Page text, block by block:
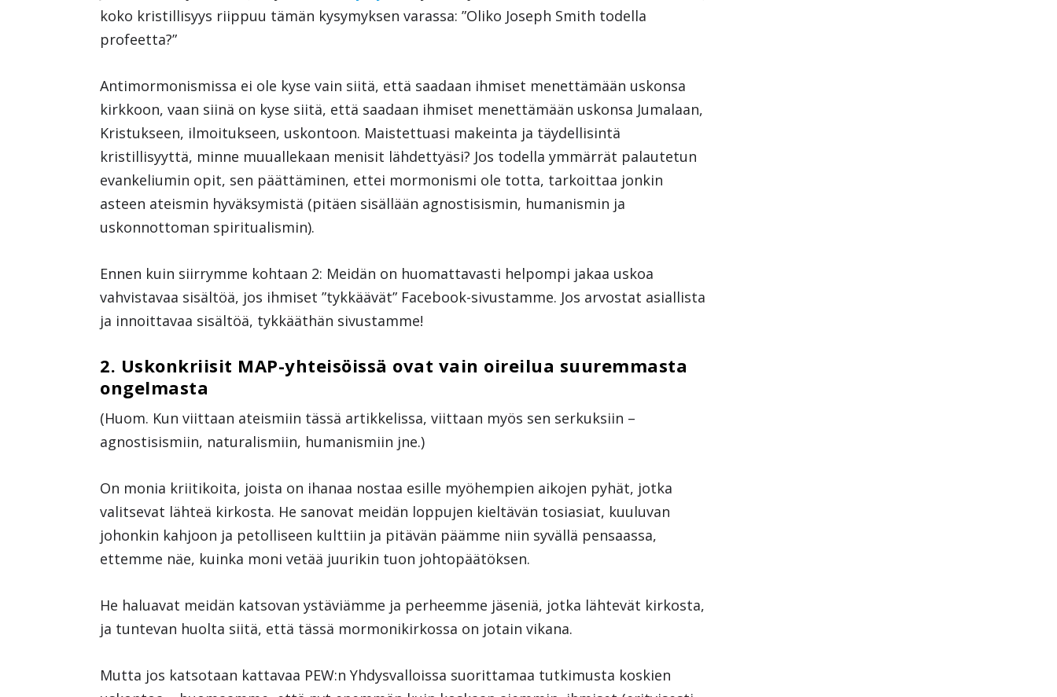
koko kristillisyys riippuu tämän kysymyksen varassa: ”Oliko Joseph Smith todella
profeetta?”
Antimormonismissa ei ole kyse vain siitä, että saadaan ihmiset menettämään uskonsa
kirkkoon, vaan siinä on kyse siitä, että saadaan ihmiset menettämään uskonsa Jumalaan,
Kristukseen, ilmoitukseen, uskontoon. Maistettuasi makeinta ja täydellisintä
kristillisyyttä, minne muuallekaan menisit lähdettyäsi? Jos todella ymmärrät palautetun
evankeliumin opit, sen päättäminen, ettei mormonismi ole totta, tarkoittaa jonkin
asteen ateismin hyväksymistä (pitäen sisällään agnostisismin, humanismin ja
uskonnottoman spiritualismin).
Ennen kuin siirrymme kohtaan 2: Meidän on huomattavasti helpompi jakaa uskoa
vahvistavaa sisältöä, jos ihmiset ”tykkäävät” Facebook-sivustamme. Jos arvostat asiallista
ja innoittavaa sisältöä, tykkääthän sivustamme!
2. Uskonkriisit MAP-yhteisöissä ovat vain oireilua suuremmasta
ongelmasta
(Huom. Kun viittaan ateismiin tässä artikkelissa, viittaan myös sen serkuksiin –
agnostisismiin, naturalismiin, humanismiin jne.)
On monia kriitikoita, joista on ihanaa nostaa esille myöhempien aikojen pyhät, jotka
valitsevat lähteä kirkosta. He sanovat meidän loppujen kieltävän tosiasiat, kuuluvan
johonkin kahjoon ja petolliseen kulttiin ja pitävän päämme niin syvällä pensaassa,
ettemme näe, kuinka moni vetää juurikin tuon johtopäätöksen.
He haluavat meidän katsovan ystäviämme ja perheemme jäseniä, jotka lähtevät kirkosta,
ja tuntevan huolta siitä, että tässä mormonikirkossa on jotain vikana.
Mutta jos katsotaan kattavaa PEW:n Yhdysvalloissa suorittamaa tutkimusta koskien